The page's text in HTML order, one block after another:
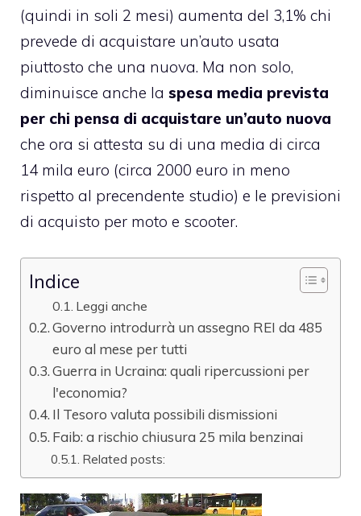
(quindi in soli 2 mesi) aumenta del 3,1% chi
prevede di acquistare un’auto usata
piuttosto che una nuova. Ma non solo,
diminuisce anche la spesa media prevista
per chi pensa di acquistare un’auto nuova
che ora si attesta su di una media di circa
14 mila euro (circa 2000 euro in meno
rispetto al precendente studio) e le previsioni
di acquisto per moto e scooter.
Indice
Leggi anche
Governo introdurrà un assegno REI da 485
euro al mese per tutti
Guerra in Ucraina: quali ripercussioni per
l'economia?
Il Tesoro valuta possibili dismissioni
Faib: a rischio chiusura 25 mila benzinai
Related posts: